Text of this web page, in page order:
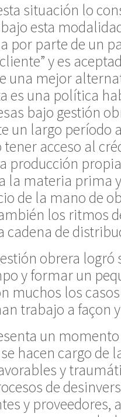
situación lo
esta
por parte de un
y es
una mejor
es una política
bajo gestión
un largo período
acceso al
producción
la materia prima
de la mano de
los ritmos
de
obrera logró
y formar un
muchos los
trabajo a façon
un
hacen cargo de
y
de
y proveedores,